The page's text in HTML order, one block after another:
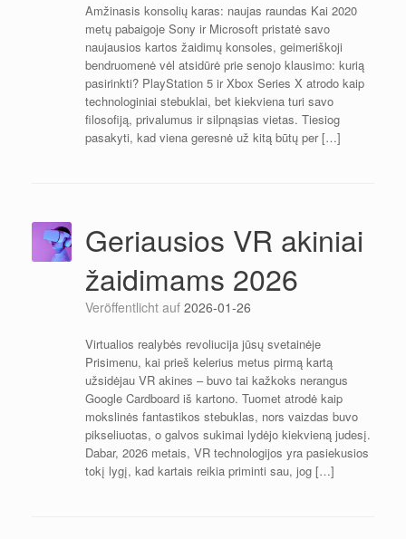
Amžinasis konsolių karas: naujas raundas Kai 2020
metų pabaigoje Sony ir Microsoft pristatė savo
naujausios kartos žaidimų konsoles, geimeriškoji
bendruomenė vėl atsidūrė prie senojo klausimo: kurią
pasirinkti? PlayStation 5 ir Xbox Series X atrodo kaip
technologiniai stebuklai, bet kiekviena turi savo
filosofiją, privalumus ir silpnąsias vietas. Tiesiog
pasakyti, kad viena geresnė už kitą būtų per […]
Geriausios VR akiniai
žaidimams 2026
Veröffentlicht auf 2026-01-26
Virtualios realybės revoliucija jūsų svetainėje
Prisimenu, kai prieš kelerius metus pirmą kartą
užsidėjau VR akines – buvo tai kažkoks nerangus
Google Cardboard iš kartono. Tuomet atrodė kaip
mokslinės fantastikos stebuklas, nors vaizdas buvo
pikseliuotas, o galvos sukimai lydėjo kiekvieną judesį.
Dabar, 2026 metais, VR technologijos yra pasiekusios
tokį lygį, kad kartais reikia priminti sau, jog […]